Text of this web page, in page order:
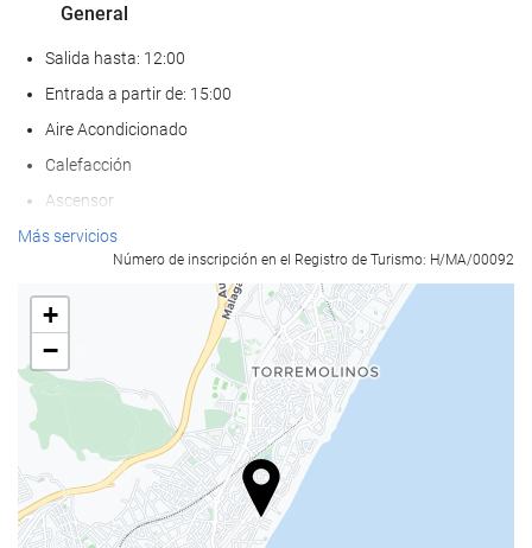
General
Salida hasta: 12:00
Entrada a partir de: 15:00
Aire Acondicionado
Calefacción
Ascensor
Frente a la playa
Habitaciones No fumadores
Hotel no fumadores
No admite mascotas
Comida y bebida
Restaurante
Restaurante a la carta
Más servicios
Número de inscripción en el Registro de Turismo: H/MA/00092
+
−